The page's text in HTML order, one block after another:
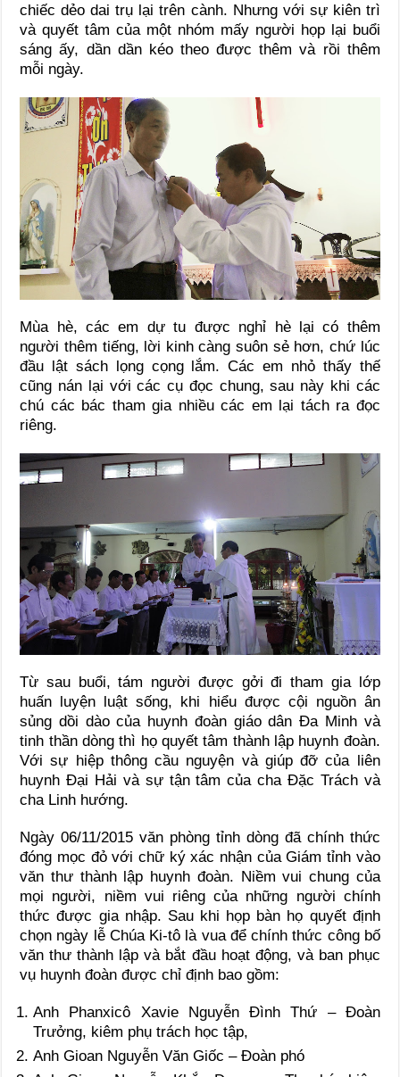
chiếc dẻo dai trụ lại trên cành. Nhưng với sự kiên trì
và quyết tâm của một nhóm mấy người họp lại buổi
sáng ấy, dần dần kéo theo được thêm và rồi thêm
mỗi ngày.
Mùa hè, các em dự tu được nghỉ hè lại có thêm
người thêm tiếng, lời kinh càng suôn sẻ hơn, chứ lúc
đầu lật sách lọng cọng lắm. Các em nhỏ thấy thế
cũng nán lại với các cụ đọc chung, sau này khi các
chú các bác tham gia nhiều các em lại tách ra đọc
riêng.
Từ sau buổi, tám người được gởi đi tham gia lớp
huấn luyện luật sống, khi hiểu được cội nguồn ân
sủng dồi dào của huynh đoàn giáo dân Đa Minh và
tinh thần dòng thì họ quyết tâm thành lập huynh đoàn.
Với sự hiệp thông cầu nguyện và giúp đỡ của liên
huynh Đại Hải và sự tận tâm của cha Đặc Trách và
cha Linh hướng.
Ngày 06/11/2015 văn phòng tỉnh dòng đã chính thức
đóng mọc đỏ với chữ ký xác nhận của Giám tỉnh vào
văn thư thành lập huynh đoàn. Niềm vui chung của
mọi người, niềm vui riêng của những người chính
thức được gia nhập. Sau khi họp bàn họ quyết định
chọn ngày lễ Chúa Ki-tô là vua để chính thức công bố
văn thư thành lập và bắt đầu hoạt động, và ban phục
vụ huynh đoàn được chỉ định bao gồm:
Anh Phanxicô Xavie Nguyễn Đình Thứ – Đoàn
Trưởng, kiêm phụ trách học tập,
Anh Gioan Nguyễn Văn Giốc – Đoàn phó